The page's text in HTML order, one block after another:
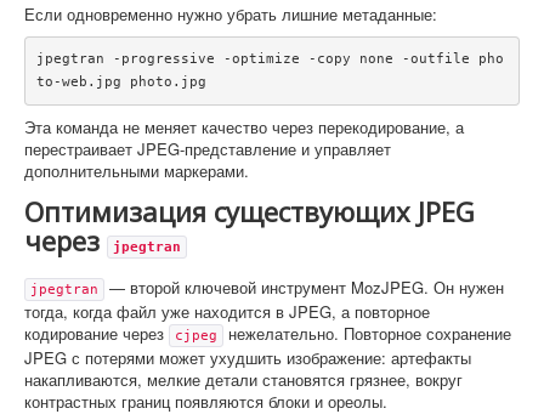
Если одновременно нужно убрать лишние метаданные:
jpegtran -progressive -optimize -copy none -outfile pho
to-web.jpg photo.jpg
Эта команда не меняет качество через перекодирование, а
перестраивает JPEG-представление и управляет
дополнительными маркерами.
Оптимизация существующих JPEG
через
jpegtran
jpegtran
— второй ключевой инструмент MozJPEG. Он нужен
тогда, когда файл уже находится в JPEG, а повторное
кодирование через
cjpeg
нежелательно. Повторное сохранение
JPEG с потерями может ухудшить изображение: артефакты
накапливаются, мелкие детали становятся грязнее, вокруг
контрастных границ появляются блоки и ореолы.